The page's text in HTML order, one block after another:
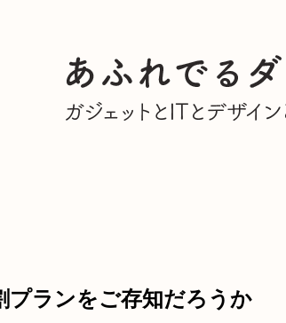
ランをご存知だろうか